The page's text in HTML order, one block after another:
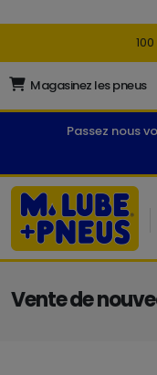
Magasinez les pneus
Passez nous
Pneus:
Vente de